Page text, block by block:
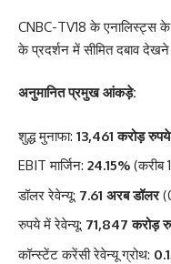
CNBC-TV18 के एनालिस्ट्स
के प्रदर्शन में सीमित दबाव
अनुमानित प्रमुख आंकड़े:
शुद्ध मुनाफा: 13,461 करोड़ रुपये
EBIT मार्जिन: 24.15% (करीब
डॉलर रेवेन्यू: 7.61 अरब डॉलर
रुपये में रेवेन्यू: 71,847 करोड़
कॉन्स्टेंट करेंसी रेवेन्यू ग्रोथ: